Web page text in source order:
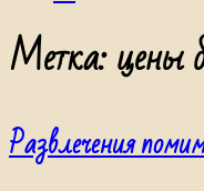
Метка:цены
Развлечения